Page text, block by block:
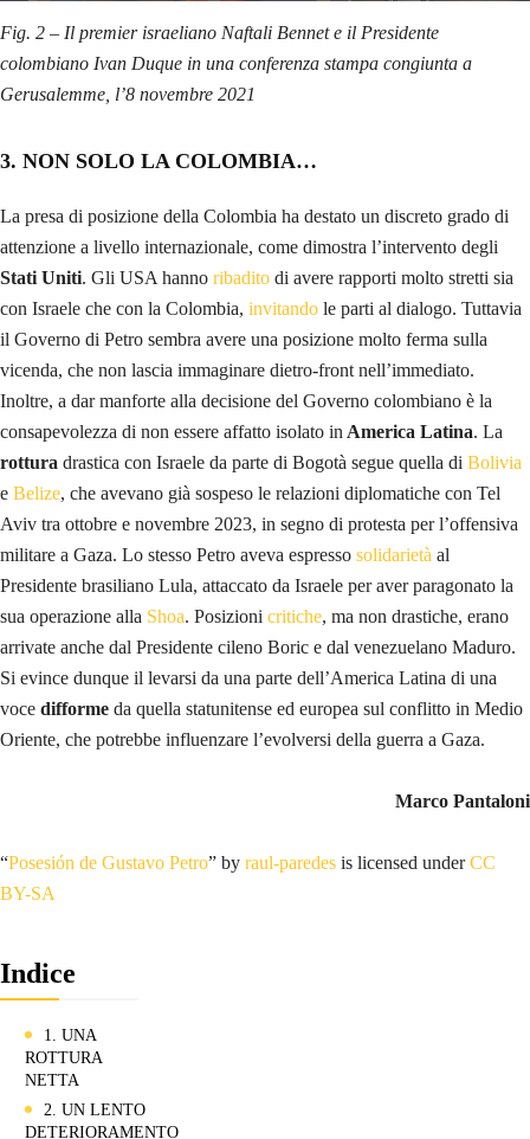
Fig. 2 – Il premier israeliano Naftali Bennet e il Presidente
colombiano Ivan Duque in una conferenza stampa congiunta a
Gerusalemme, l’8 novembre 2021
3. NON SOLO LA COLOMBIA…
La presa di posizione della Colombia ha destato un discreto grado di
attenzione a livello internazionale, come dimostra l’intervento degli
Stati Uniti. Gli USA hanno ribadito di avere rapporti molto stretti sia
con Israele che con la Colombia, invitando le parti al dialogo. Tuttavia
il Governo di Petro sembra avere una posizione molto ferma sulla
vicenda, che non lascia immaginare dietro-front nell’immediato.
Inoltre, a dar manforte alla decisione del Governo colombiano è la
consapevolezza di non essere affatto isolato in America Latina. La
rottura drastica con Israele da parte di Bogotà segue quella di Bolivia
e Belize, che avevano già sospeso le relazioni diplomatiche con Tel
Aviv tra ottobre e novembre 2023, in segno di protesta per l’offensiva
militare a Gaza. Lo stesso Petro aveva espresso solidarietà al
Presidente brasiliano Lula, attaccato da Israele per aver paragonato la
sua operazione alla Shoa. Posizioni critiche, ma non drastiche, erano
arrivate anche dal Presidente cileno Boric e dal venezuelano Maduro.
Si evince dunque il levarsi da una parte dell’America Latina di una
voce difforme da quella statunitense ed europea sul conflitto in Medio
Oriente, che potrebbe influenzare l’evolversi della guerra a Gaza.
Marco Pantaloni
“Posesión de Gustavo Petro” by raul-paredes is licensed underCC
BY-SA
Indice
1. UNA
ROTTURA
NETTA
2. UN LENTO
DETERIORAMENTO